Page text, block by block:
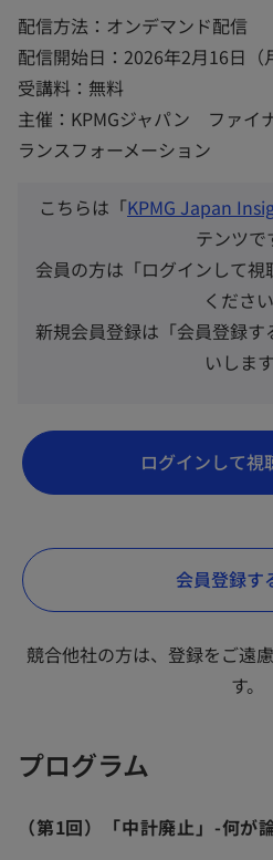
配信方法：オンデマンド配信
配信開始日：2026年2月16日（
受講料：無料
主催：KPMGジャパン ファイ
ランスフォーメーション
こちらは「KPMG Japan
テンツで
会員の方は「ログインして
ください
新規会員登録は「会員登録
いします
ログインして視
会員登録す
競合他社の方は、登録をご遠
す。
プログラム
（第1回）「中計廃止」-何が